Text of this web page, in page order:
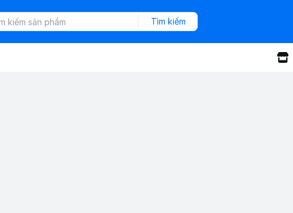
Tìm kiếm